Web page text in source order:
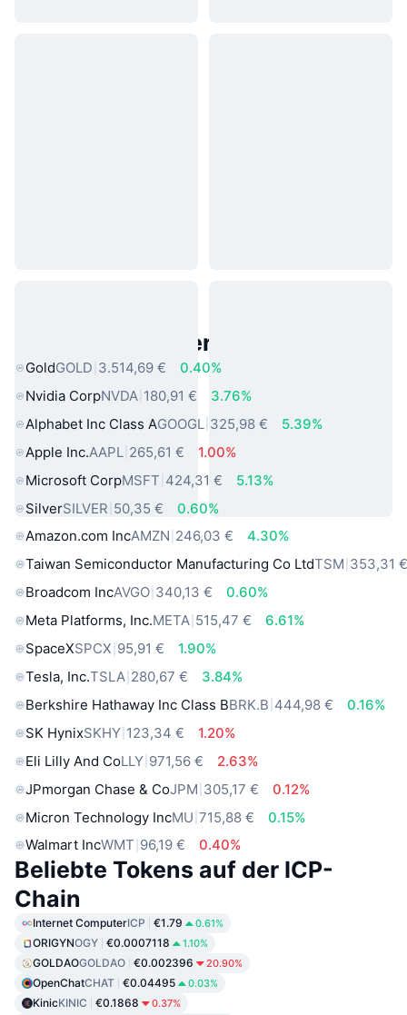
Beliebte reale Vermögenswerte
GoldGOLD 3.514,69 €
0.40%
Nvidia CorpNVDA 180,91 €
3.76%
Alphabet Inc Class AGOOGL 325,98 €
5.39%
Apple Inc.AAPL 265,61 €
1.00%
Microsoft CorpMSFT 424,31 €
5.13%
SilverSILVER 50,35 €
0.60%
Amazon.com IncAMZN 246,03 €
4.30%
Taiwan Semiconductor Manufacturing Co LtdTSM 353,31
Broadcom IncAVGO 340,13 €
0.60%
Meta Platforms, Inc.META 515,47 €
6.61%
SpaceXSPCX 95,91 €
1.90%
Tesla, Inc.TSLA 280,67 €
3.84%
Berkshire Hathaway Inc Class BBRK.B 444,98 €
0.16%
SK HynixSKHY 123,34 €
1.20%
Eli Lilly And CoLLY 971,56 €
2.63%
JPmorgan Chase & CoJPM 305,17 €
0.12%
Micron Technology IncMU 715,88 €
0.15%
Walmart IncWMT 96,19 € 0.40%
Beliebte Tokens auf der ICP-
Chain
Internet ComputerICP €1.79 0.61%
ORIGYNOGY €0.0007118 1.10%
GOLDAOGOLDAO €0.002396 20.90%
OpenChatCHAT €0.04495 0.03%
KinicKINIC €0.1868 0.37%